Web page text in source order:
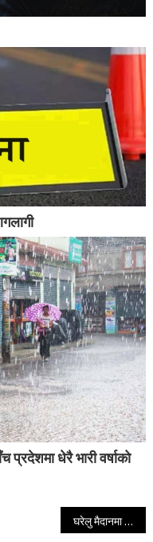
धेरै भारी वर्षाको
घरेलु मैदानमा श्रीलंकाको लज्जास्पद हार, विश्वकप यात्रा समाप्त